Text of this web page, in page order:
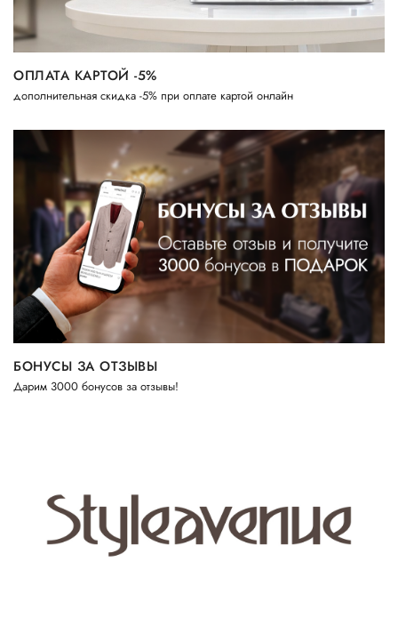
ОПЛАТА КАРТОЙ -5%
дополнительная скидка -5% при оплате картой онлайн
БОНУСЫ ЗА ОТЗЫВЫ
Дарим 3000 бонусов за отзывы!